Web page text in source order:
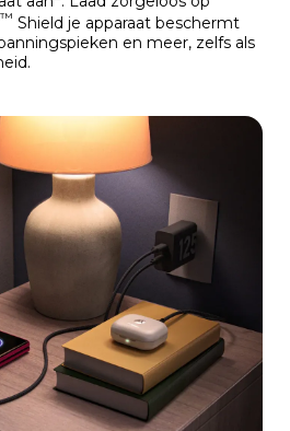
™ Shield je apparaat beschermt
en meer, zelfs als